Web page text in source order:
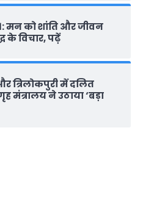
मन को शांति और जीवन
के विचार, पढ़ें
त्रिलोकपुरी में दलित
मंत्रालय ने उठाया ‘बड़ा